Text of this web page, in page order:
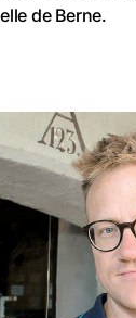
de Berne.